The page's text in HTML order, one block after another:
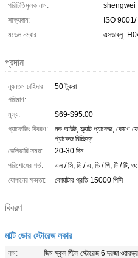
পরিচিতিমুলক নাম:
shengwei
সাক্ষ্যদান:
ISO
মডেল নম্বার:
এসডাব্লু-
প্রদান
ন্যূনতম চাহিদার
পরিমাণ:
50 টুকরা
মূল্য:
$69-$95.00
প্যাকেজিং বিবরণ:
নক আউট, ফ্ল্যাট প্যাকেজ, কোণে
প্যাকেজ বিচ্ছিন্ন
ডেলিভারি সময়:
20-30 দিন
পরিশোধের শর্ত:
এল / সি, ডি / এ, ডি / পি, টি / টি,
যোগানের ক্ষমতা:
কোয়াটার প্রতি 15000 পিসি
বিবরণ
মাল্টি ডোর স্টোরেজ লকার
নাম:
জিম স্কুল স্টিল স্টোরেজ 6 দরজা